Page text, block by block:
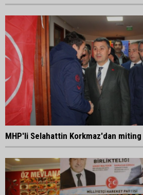
MHP'li Selahattin Korkmaz'dan